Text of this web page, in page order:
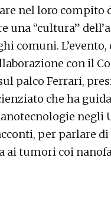
nel loro compito
una “cultura”
comuni. L’evento,
con il
palco Ferrari,
che ha
negli
per parlare
ai tumori coi